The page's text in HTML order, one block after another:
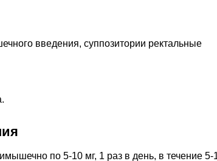
введения, суппозитории ректальные
по 5-10 мг, 1 раз в день, в течение 5-